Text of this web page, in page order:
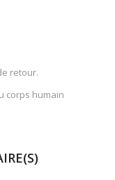
retour.
corps humain